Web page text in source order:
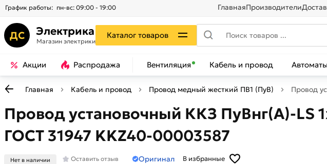
График работы: пн-вс: 09:00 - 19:00 ГлавнаяПроизводители
ДС Электрика
Магазин электрики
Каталог товаров
Акции Распродажа Вентиляция Кабель и провод Автоматы
Главная Кабель и провод Провод медный жесткий ПВ1 (ПуВ) Провод
Провод установочный ККЗ ПуВнг(А)-LS
ГОСТ 31947 KKZ40-00003587
Нет в наличии Оставить отзыв Оригинал В избранные